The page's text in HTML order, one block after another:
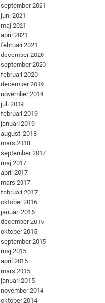
september 2021
juni 2021
maj 2021
april 2021
februari 2021
december 2020
september 2020
februari 2020
december 2019
november 2019
juli 2019
februari 2019
januari 2019
augusti 2018
mars 2018
september 2017
maj 2017
april 2017
mars 2017
februari 2017
oktober 2016
januari 2016
december 2015
oktober 2015
september 2015
maj 2015
april 2015
mars 2015
januari 2015
november 2014
oktober 2014